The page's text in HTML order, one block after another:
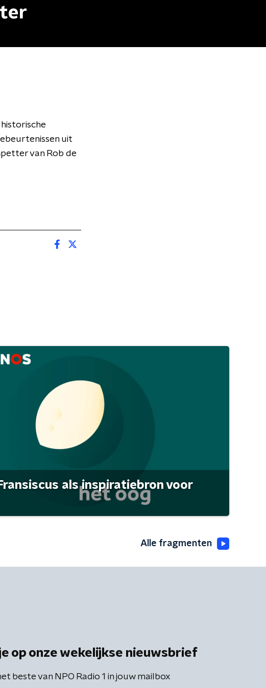
uit
van Rob de
als inspiratiebron voor
Alle fragmenten
op onze wekelijkse nieuwsbrief
beste van NPO Radio 1 in jouw mailbox